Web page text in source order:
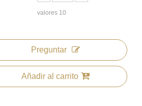
valores 10
Preguntar
Añadir al carrito